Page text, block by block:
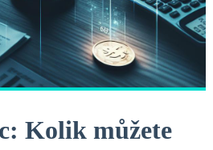
Kolik ⁢můžete